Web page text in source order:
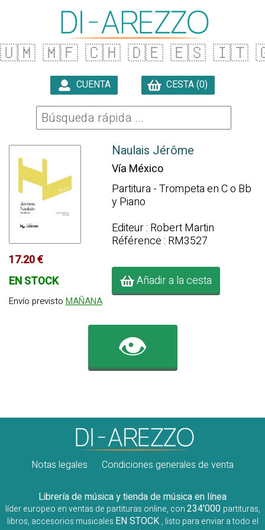
🇺🇲 🇲🇫 🇨🇭 🇩🇪 🇪🇸 🇮🇹
CUENTA CESTA (0)
17.20 €
EN STOCK
Envío previsto MAÑANA
Naulais Jérôme
Vía México
Partitura - Trompeta en C o Bb
y Piano
Editeur : Robert Martin
Référence : RM3527
Añadir a la cesta
👁️
Notas legales Condiciones generales de venta
Librería de música y tienda de música en línea
líder europeo en ventas de partituras online, con234'000 partituras,
libros, accesorios musicales EN STOCK , listo para enviar a todo el